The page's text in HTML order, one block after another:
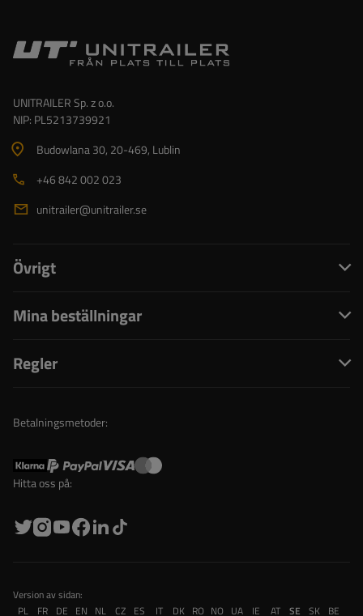
UNITRAILER Sp. z o.o.
NIP: PL5213739921
Budowlana 30, 20-469, Lublin
+46 842 002 023
unitrailer@unitrailer.se
Övrigt
Mina beställningar
Regler
Betalningsmetoder:
Hitta oss på:
Version av sidan:
PL
FR DE EN NL CZ ES IT DK RO NO UA IE AT SE SK BE